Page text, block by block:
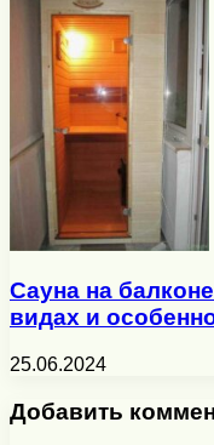
Сауна на
видах и
25.06.2024
Добавить